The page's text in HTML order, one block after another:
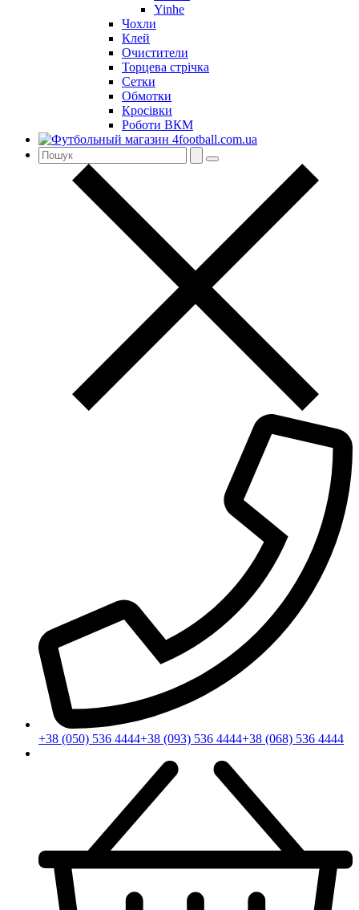
Yinhe
Чохли
Клей
Очистители
Торцева стрічка
Сетки
Обмотки
Кросівки
Роботи ВКМ
+38 (050) 536 4444+38 (093) 536 4444+38 (068) 536 4444